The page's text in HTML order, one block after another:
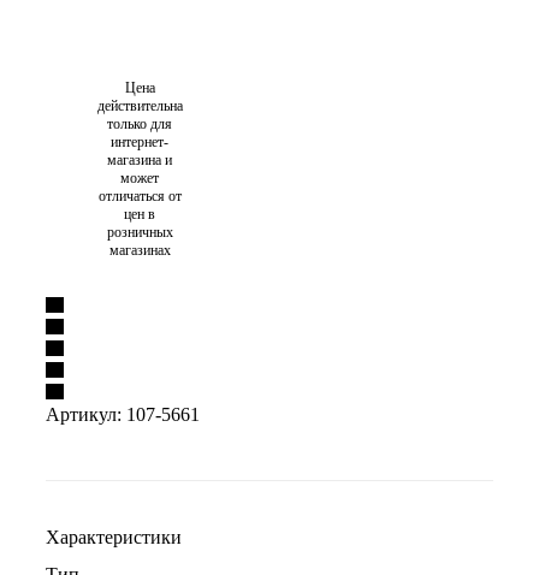
Цена
действительна
только для
интернет-
магазина и
может
отличаться от
цен в
розничных
магазинах
Артикул: 107-5661
Характеристики